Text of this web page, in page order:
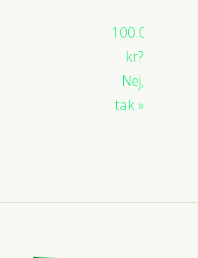
100.000
kr?
Nej,
tak